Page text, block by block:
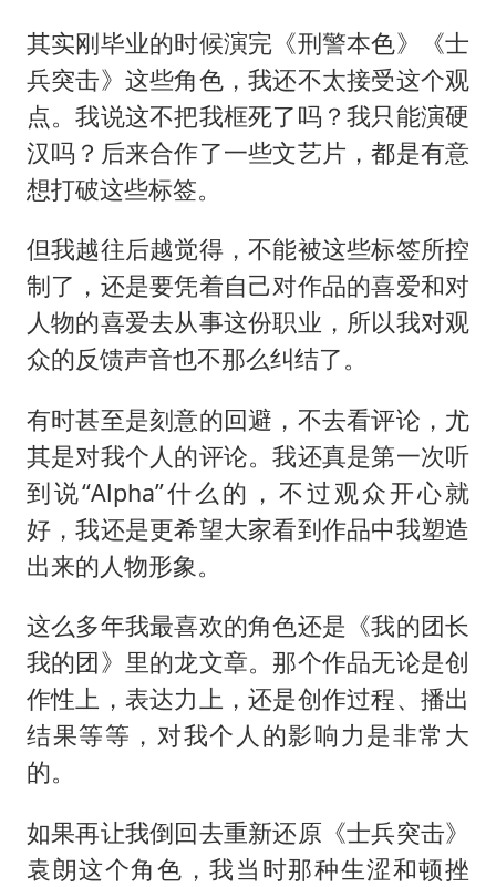
其实刚毕业的时候演完《刑警本色》《士
兵突击》这些角色，我还不太接受这个观
点。我说这不把我框死了吗？我只能演硬
汉吗？后来合作了一些文艺片，都是有意
想打破这些标签。
但我越往后越觉得，不能被这些标签所控
制了，还是要凭着自己对作品的喜爱和对
人物的喜爱去从事这份职业，所以我对观
众的反馈声音也不那么纠结了。
有时甚至是刻意的回避，不去看评论，尤
其是对我个人的评论。我还真是第一次听
到说“Alpha”什么的，不过观众开心就
好，我还是更希望大家看到作品中我塑造
出来的人物形象。
这么多年我最喜欢的角色还是《我的团长
我的团》里的龙文章。那个作品无论是创
作性上，表达力上，还是创作过程、播出
结果等等，对我个人的影响力是非常大
的。
如果再让我倒回去重新还原《士兵突击》
袁朗这个角色，我当时那种生涩和顿挫